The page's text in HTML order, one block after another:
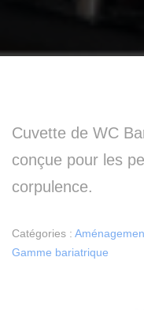
Cuvette de WC
conçue pour les
corpulence.
Catégories :
Gamme bariatrique